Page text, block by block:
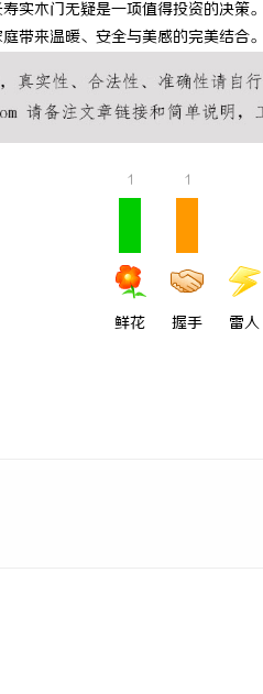
实木门无疑是一项值得投资的决
带来温暖、安全与美感的完美结合
1
鲜花
1
握手 雷人
安徽刑事律师：为您的